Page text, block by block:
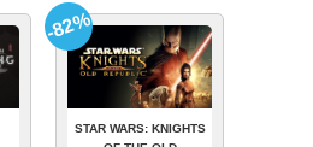
STAR WARS: KNIGHTS
-82%